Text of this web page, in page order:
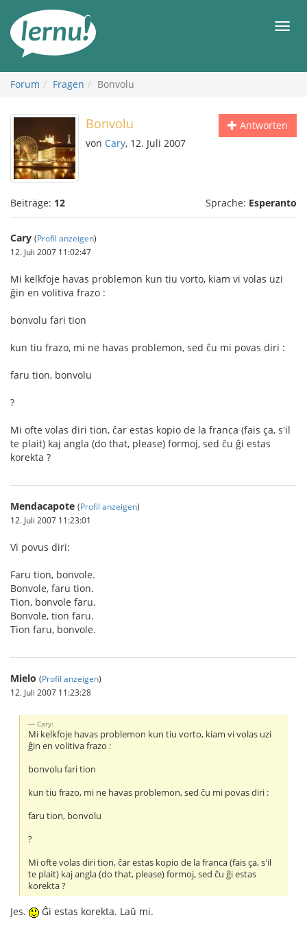
Inhalt
Forum Fragen Bonvolu
Antworten
Bonvolu
von Cary, 12. Juli 2007
Beiträge: 12 Sprache: Esperanto
Cary (Profil anzeigen)
12. Juli 2007 11:02:47
Mi kelkfoje havas problemon kun tiu vorto, kiam vi volas uzi
ĝin en volitiva frazo :
bonvolu fari tion
kun tiu frazo, mi ne havas problemon, sed ĉu mi povas diri :
faru tion, bonvolu
?
Mi ofte volas diri tion, ĉar estas kopio de la franca (fais ça, s'il
te plait) kaj angla (do that, please) formoj, sed ĉu ĝi estas
korekta ?
Mendacapote (Profil anzeigen)
12. Juli 2007 11:23:01
Vi povus diri:
Faru tion, bonvole.
Bonvole, faru tion.
Tion, bonvole faru.
Bonvole, tion faru.
Tion faru, bonvole.
Mielo (Profil anzeigen)
12. Juli 2007 11:23:28
Cary:
Mi kelkfoje havas problemon kun tiu vorto, kiam vi volas uzi
ĝin en volitiva frazo :
bonvolu fari tion
kun tiu frazo, mi ne havas problemon, sed ĉu mi povas diri :
faru tion, bonvolu
?
Mi ofte volas diri tion, ĉar estas kopio de la franca (fais ça, s'il
te plait) kaj angla (do that, please) formoj, sed ĉu ĝi estas
korekta ?
Jes. Ĝi estas korekta. Laŭ mi.